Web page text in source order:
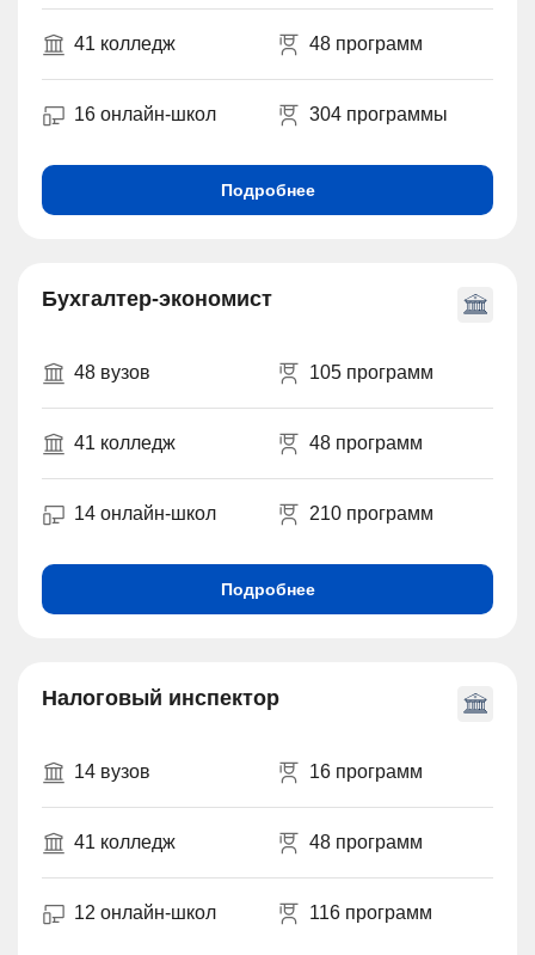
41 колледж 48 программ
16 онлайн-школ 304 программы
Подробнее
Бухгалтер-экономист
48 вузов 105 программ
41 колледж 48 программ
14 онлайн-школ 210 программ
Подробнее
Налоговый инспектор
14 вузов 16 программ
41 колледж 48 программ
12 онлайн-школ 116 программ